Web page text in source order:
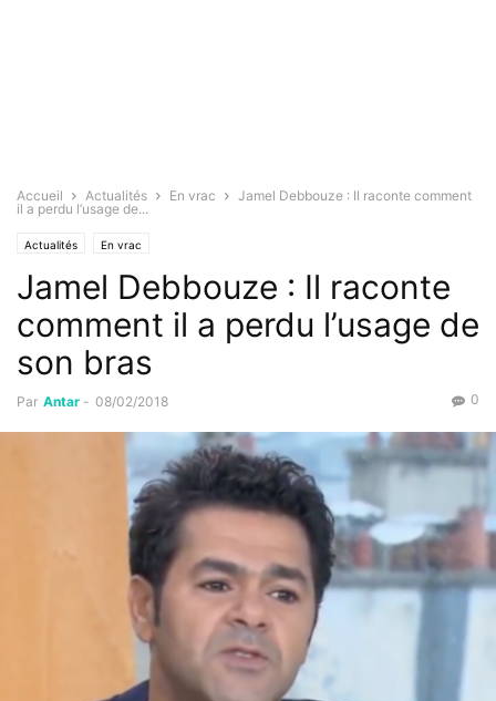
Accueil Actualités En vrac
Jamel Debbouze : Il raconte comment
il a perdu l’usage de...
Actualités En vrac
Jamel Debbouze : Il raconte
comment il a perdu l’usage de
son bras
Par Antar - 08/02/2018 0